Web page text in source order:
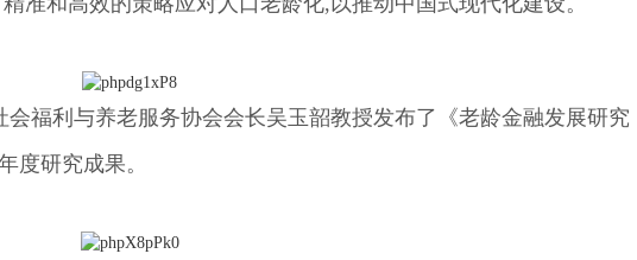
福利与养老服务协会会长吴玉韶教授发布了《老龄金融发展研究
度研究成果。